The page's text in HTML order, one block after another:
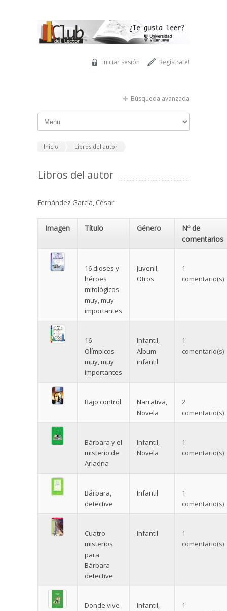
Regístrate!
Iniciar sesión
Búsqueda avanzada
Inicio Libros del autor
Libros del autor
Fernández García, César
Imagen Título Género
Nº de
comentarios
16 dioses y
héroes
mitológicos
muy, muy
importantes
Juvenil,
Otros
1
comentario(s)
16
Olímpicos
muy, muy
importantes
Infantil,
Album
infantil
1
comentario(s)
Bajo control Narrativa,
Novela
2
comentario(s)
Bárbara y el
misterio de
Ariadna
Infantil,
Novela
1
comentario(s)
Bárbara,
detective
Infantil
1
comentario(s)
Cuatro
misterios
para
Bárbara
detective
Infantil
1
comentario(s)
Donde vive
Infantil,
1